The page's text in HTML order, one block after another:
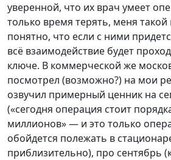
уверенной, что их врач умеет
только время терять, меня такой
понятно, что если с ними
всё взаимодействие будет
ключе. В коммерческой же
посмотрел (возможно?) на мои
озвучил примерный ценник на
(«сегодня операция стоит
миллионов» — и это только
обойдется полежать в
приблизительно), про сентябрь